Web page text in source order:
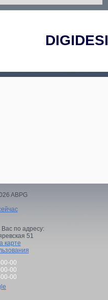
ABPG
по адресу:
51
карте
00
00
00